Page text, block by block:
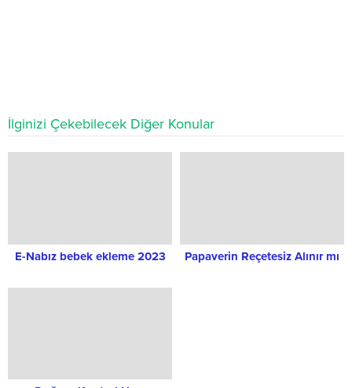
İlginizi Çekebilecek Diğer Konular
E-Nabız bebek ekleme 2023 Papaverin Reçetesiz Alınır mı